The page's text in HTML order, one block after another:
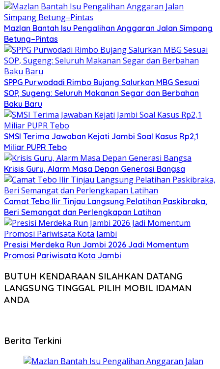
Mazlan Bantah Isu Pengalihan Anggaran Jalan Simpang
Betung–Pintas
SPPG Purwodadi Rimbo Bujang Salurkan MBG Sesuai
SOP, Sugeng: Seluruh Makanan Segar dan Berbahan
Baku Baru
SMSI Terima Jawaban Kejati Jambi Soal Kasus Rp2,1
Miliar PUPR Tebo
Krisis Guru, Alarm Masa Depan Generasi Bangsa
Camat Tebo Ilir Tinjau Langsung Pelatihan Paskibraka,
Beri Semangat dan Perlengkapan Latihan
Presisi Merdeka Run Jambi 2026 Jadi Momentum
Promosi Pariwisata Kota Jambi
BUTUH KENDARAAN SILAHKAN DATANG
LANGSUNG TINGGAL PILIH MOBIL IDAMAN
ANDA
Berita Terkini